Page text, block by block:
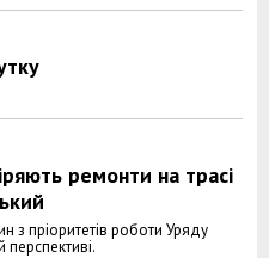
ремонти на трасі
з пріоритетів роботи Уряду